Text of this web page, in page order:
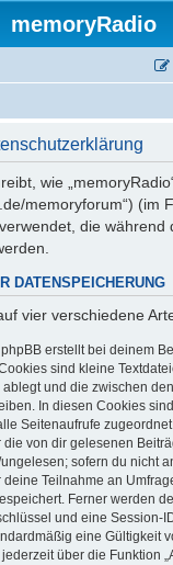
memoryRadio
wie
memoryforum“) (im
die während
DATENSPEICHERUNG
vier verschiedene
erstellt bei deinem
sind kleine
und die zwischen
In diesen Cookies
Seitenaufrufe
die von dir gelesenen
sofern du nicht
deine Teilnahme an
Ferner werden
und eine Session-
eine Gültigkeit
über die Funktion